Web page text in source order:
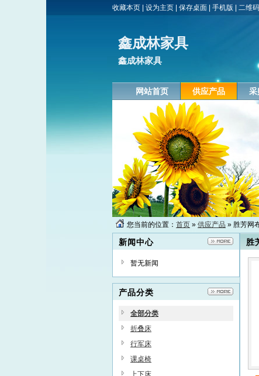
收藏本页 设为主页 保存桌面 手机版 二维码
鑫成林家具
鑫成林家具
网站首页 供应产品 采
您当前的位置： 首页 » 供应产品 » 胜芳网
新闻中心
暂无新闻
产品分类
全部分类
折叠床
行军床
课桌椅
上下床
胜